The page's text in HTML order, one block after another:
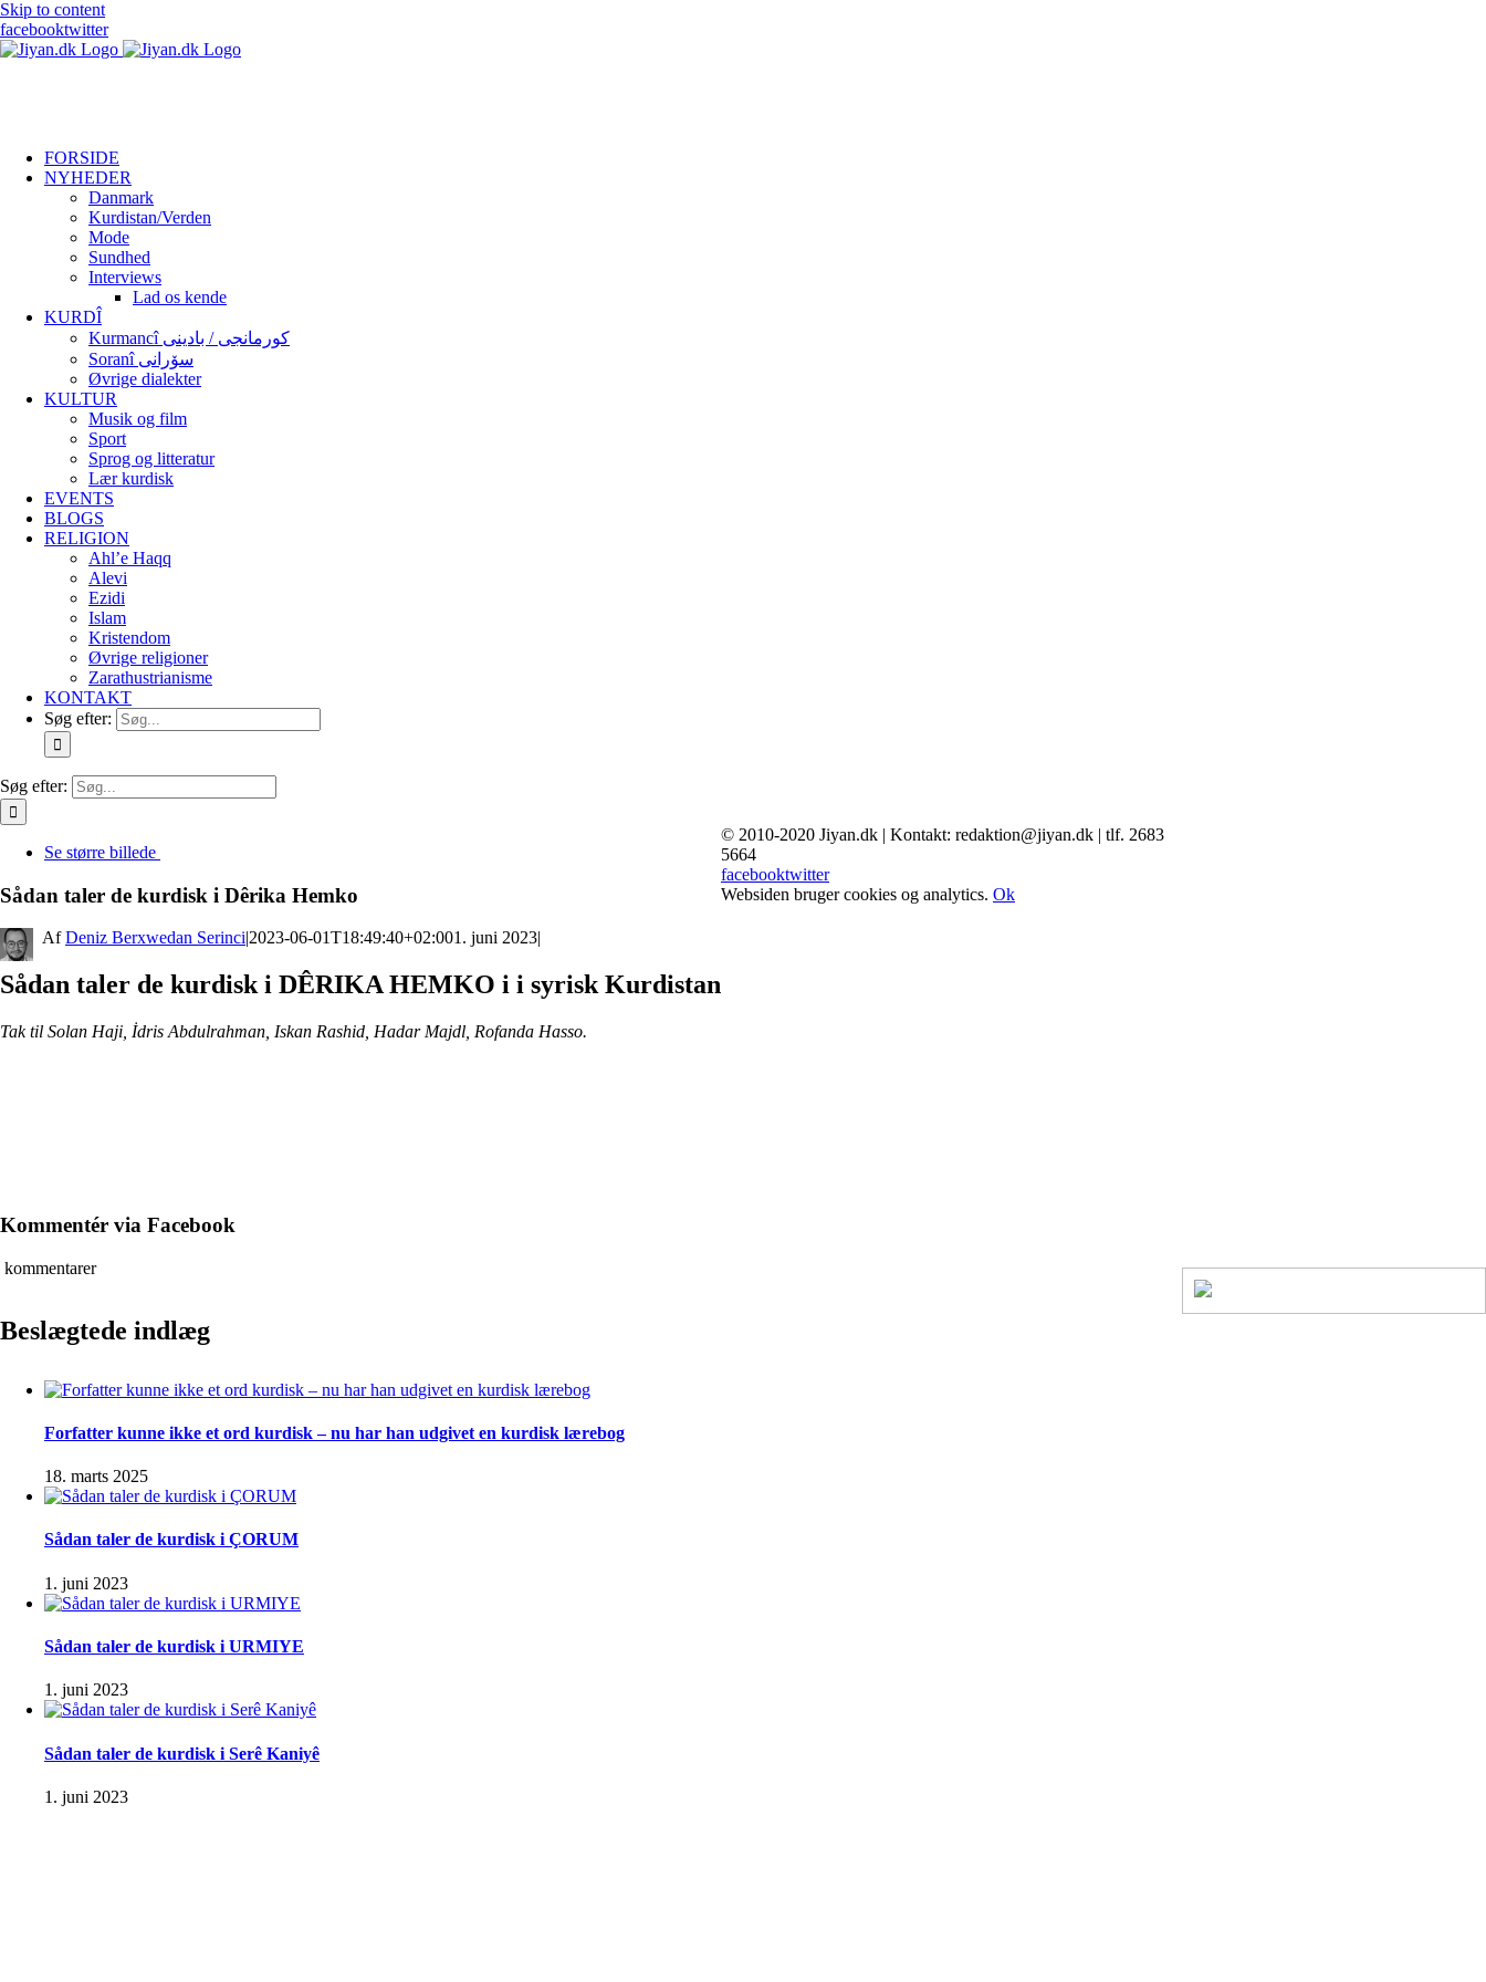
Skip to content
facebooktwitter
FORSIDE
NYHEDER
Danmark
Kurdistan/Verden
Mode
Sundhed
Interviews
Lad os kende
KURDÎ
Kurmancî کورمانجی / بادینی
Soranî سۆرانی
Øvrige dialekter
KULTUR
Musik og film
Sport
Sprog og litteratur
Lær kurdisk
EVENTS
BLOGS
RELIGION
Ahl’e Haqq
Alevi
Ezidi
Islam
Kristendom
Øvrige religioner
Zarathustrianisme
KONTAKT
Søg efter:
Søg efter:
Se større billede
Sådan taler de kurdisk i Dêrika Hemko
By Deniz Berxwedan Serinci|2023-06-01T18:49:40+02:001. juni 2023|
Sådan taler de kurdisk i DÊRIKA HEMKO i i syrisk Kurdistan
Tak til Solan Haji, İdris Abdulrahman, Iskan Rashid, Hadar Majdl, Rofanda Hasso.
Kommentér via Facebook
kommentarer
Beslægtede indlæg
Forfatter kunne ikke et ord kurdisk – nu har han udgivet en kurdisk lærebog
18. marts 2025
Sådan taler de kurdisk i ÇORUM
1. juni 2023
Sådan taler de kurdisk i URMIYE
1. juni 2023
Sådan taler de kurdisk i Serê Kaniyê
1. juni 2023
© 2010-2020 Jiyan.dk | Kontakt: redaktion@jiyan.dk | tlf. 2683
5664
facebooktwitter
Websiden bruger cookies og analytics. Ok